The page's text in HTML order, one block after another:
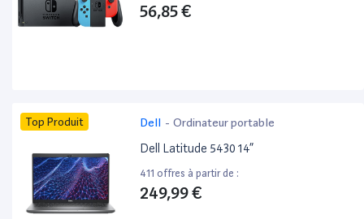
56,85 €
Top Produit Dell - Ordinateur portable
Dell Latitude 5430 14”
411 offres à partir de :
249,99 €